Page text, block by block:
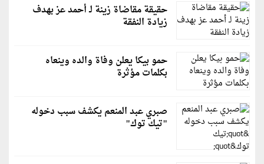
حقيقة مقاضاة زينة لـ أحمد عز بهدف
زيادة النفقة
حمو بيكا يعلن وفاة والده وينعاه
بكلمات مؤثرة
صبري عبد المنعم يكشف سبب دخوله
"تيك توك"